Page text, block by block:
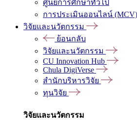
ศูนย์การศึกษาทั่วไป
การประเมินออนไลน์ (MCV)
วิจัยและนวัตกรรม
ย้อนกลับ
วิจัยและนวัตกรรม
CU Innovation Hub
Chula DigiVerse
สำนักบริหารวิจัย
ทุนวิจัย
วิจัยและนวัตกรรม